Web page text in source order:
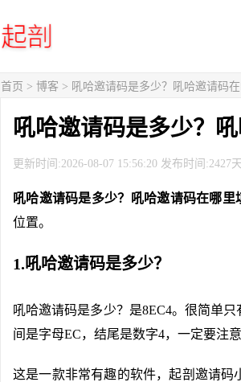
首页 > 博客 > 吼哈邀请码是多少？吼哈邀请码在
吼哈邀请码是多少？
更新时间:2026-08-07 15:56:20 发布时间:2427
吼哈邀请码是多少？吼哈邀请码在哪里
位置。
1.吼哈邀请码是多少？
吼哈邀请码是多少？是8EC4。很简单
间是字母EC，结尾是数字4，一定要注
这是一款非常有趣的软件，起剖邀请码